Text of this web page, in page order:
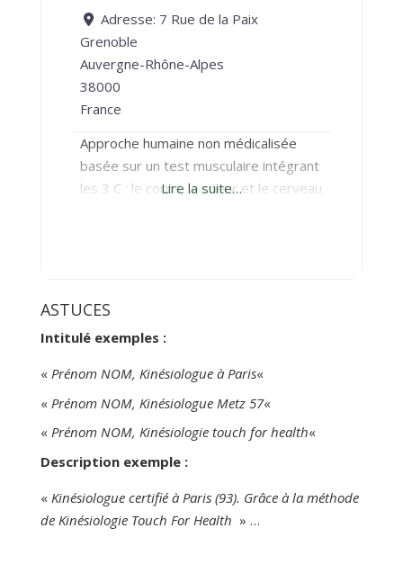
Adresse: 7 Rue de la Paix
Grenoble
Auvergne-Rhône-Alpes
38000
France
Approche humaine non médicalisée
basée sur un test musculaire intégrant
les 3 C : le corps, le coeur et le cerveau
Lire la suite…
ASTUCES
Intitulé exemples :
« Prénom NOM, Kinésiologue à Paris«
« Prénom NOM, Kinésiologue Metz 57«
« Prénom NOM, Kinésiologie touch for health«
Description exemple :
« Kinésiologue certifié à Paris (93). Grâce à la méthode
de Kinésiologie Touch For Health » …